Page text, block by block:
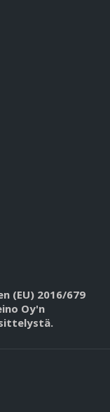
(EU) 2016/679
Oy'n